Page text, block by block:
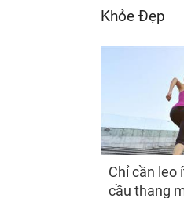
Khỏe Đẹp
Chỉ cần leo
cầu thang